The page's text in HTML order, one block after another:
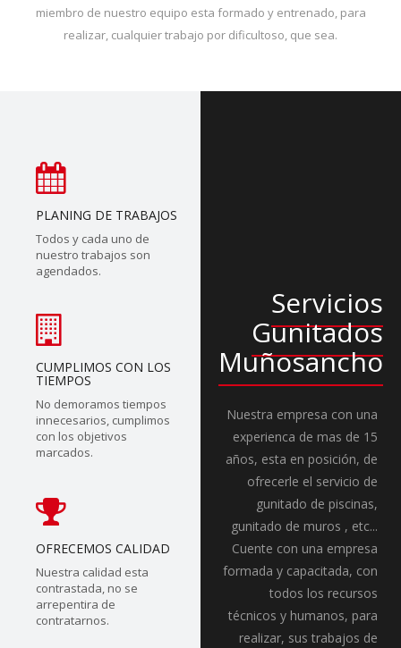
miembro de nuestro equipo esta formado y entrenado, para
realizar, cualquier trabajo por dificultoso, que sea.
PLANING DE TRABAJOS
Todos y cada uno de
nuestro trabajos son
agendados.
CUMPLIMOS CON LOS
TIEMPOS
No demoramos tiempos
innecesarios, cumplimos
con los objetivos
marcados.
OFRECEMOS CALIDAD
Nuestra calidad esta
contrastada, no se
arrepentira de
contratarnos.
Servicios
Gunitados
Muñosancho
Nuestra empresa con una
experienca de mas de 15
años, esta en posición, de
ofrecerle el servicio de
gunitado de piscinas,
gunitado de muros , etc...
Cuente con una empresa
formada y capacitada, con
todos los recursos
técnicos y humanos, para
realizar, sus trabajos de